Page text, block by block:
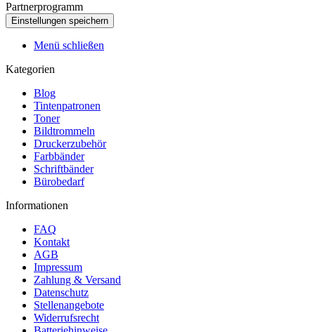
Partnerprogramm
Menü schließen
Kategorien
Blog
Tintenpatronen
Toner
Bildtrommeln
Druckerzubehör
Farbbänder
Schriftbänder
Bürobedarf
Informationen
FAQ
Kontakt
AGB
Impressum
Zahlung & Versand
Datenschutz
Stellenangebote
Widerrufsrecht